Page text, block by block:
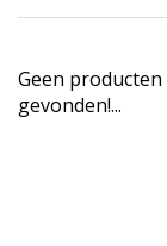
Geen producten
gevonden!...